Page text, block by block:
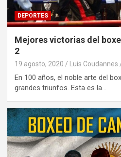
DEPORTES
Mejores victorias del
2
19 agosto, 2020 Luis Coudannes
En 100 años, el noble arte del
grandes triunfos. Esta es la…